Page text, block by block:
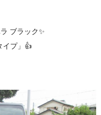
ブラック✨
イプ」👍